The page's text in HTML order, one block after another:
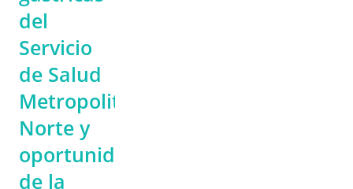
del
Servicio
de Salud
Metropolitano
Norte y
oportunidades
de la